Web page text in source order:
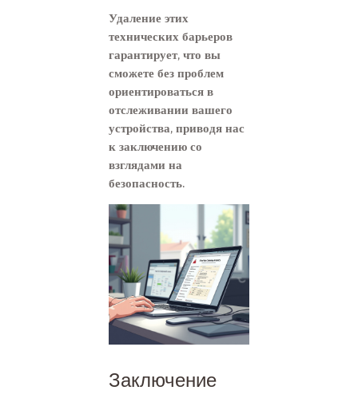
Удаление этих
технических барьеров
гарантирует, что вы
сможете без проблем
ориентироваться в
отслеживании вашего
устройства, приводя нас
к заключению со
взглядами на
безопасность.
Заключение